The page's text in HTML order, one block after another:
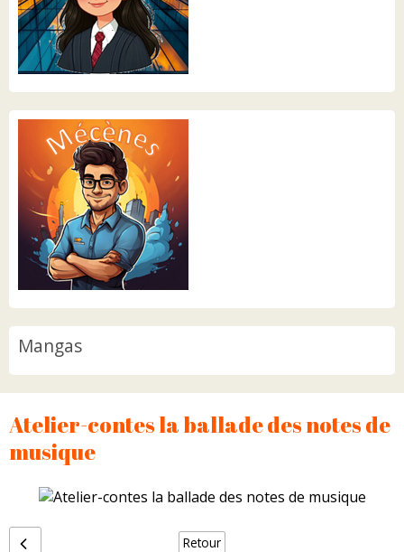
Atelier-contes la ballade des notes de
musique
Retour
Mangas